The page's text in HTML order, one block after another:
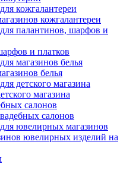
кожгалантереи
кожгалантереи
палантинов, шарфов и
и платков
магазинов белья
белья
детского магазина
магазина
салонов
салонов
ювелирных магазинов
ювелирных изделий на